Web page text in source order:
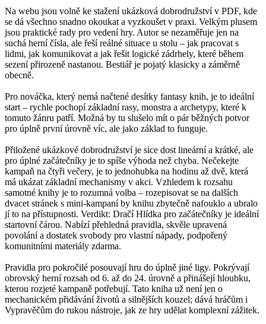
Na webu jsou volně ke stažení ukázková dobrodružství v PDF, kde
se dá všechno snadno okoukat a vyzkoušet v praxi. Velkým plusem
jsou praktické rady pro vedení hry. Autor se nezaměřuje jen na
suchá herní čísla, ale řeší reálné situace u stolu – jak pracovat s
lidmi, jak komunikovat a jak řešit logické zádrhely, které během
sezení přirozeně nastanou. Bestiář je pojatý klasicky a záměrně
obecně.
Pro nováčka, který nemá načtené desítky fantasy knih, je to ideální
start – rychle pochopí základní rasy, monstra a archetypy, které k
tomuto žánru patří. Možná by tu slušelo mít o pár běžných potvor
pro úplně první úrovně víc, ale jako základ to funguje.
Přiložené ukázkové dobrodružství je sice dost lineární a krátké, ale
pro úplné začátečníky je to spíše výhoda než chyba. Nečekejte
kampaň na čtyři večery, je to jednohubka na hodinu až dvě, která
má ukázat základní mechanismy v akci. Vzhledem k rozsahu
samotné knihy je to rozumná volba – rozepisovat se na dalších
dvacet stránek s mini-kampaní by knihu zbytečně nafouklo a ubralo
jí to na přístupnosti. Verdikt: Dračí Hlídka pro začátečníky je ideální
startovní čárou. Nabízí přehledná pravidla, skvěle upravená
povolání a dostatek svobody pro vlastní nápady, podpořený
komunitními materiály zdarma.
Pravidla pro pokročilé posouvají hru do úplně jiné ligy. Pokrývají
obrovský herní rozsah od 6. až do 24. úrovně a přinášejí hloubku,
kterou rozjeté kampaně potřebují. Tato kniha už není jen o
mechanickém přidávání životů a silnějších kouzel; dává hráčům i
Vypravěčům do rukou nástroje, jak ze hry udělat komplexní zážitek.